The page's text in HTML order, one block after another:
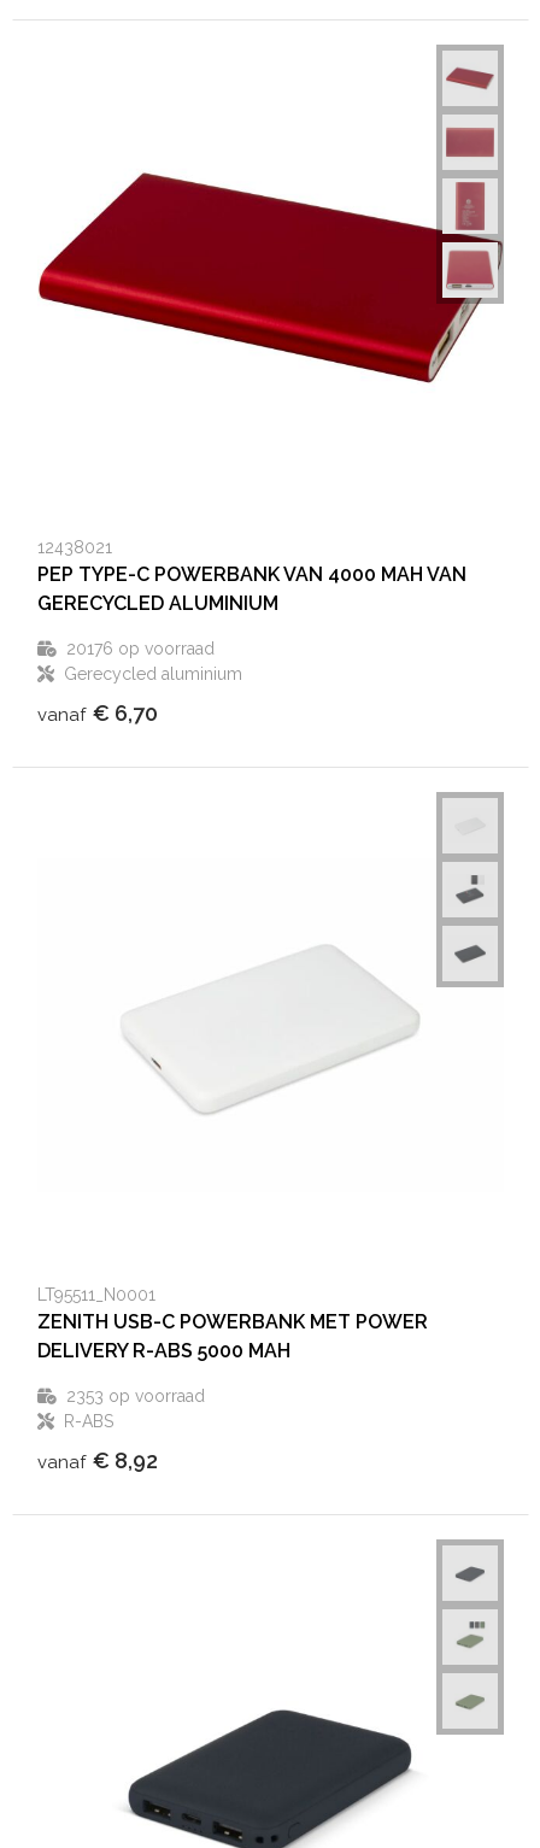
12438021
PEP TYPE-C POWERBANK VAN 4000 MAH VAN
GERECYCLED ALUMINIUM
20176 op voorraad
Gerecycled aluminium
vanaf € 6,70
LT95511_N0001
ZENITH USB-C POWERBANK MET POWER
DELIVERY R-ABS 5000 MAH
2353 op voorraad
R-ABS
vanaf € 8,92